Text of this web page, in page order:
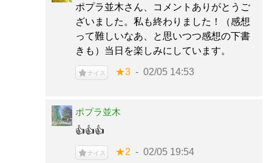
ポプラ並木さん、コメントありがとうご
ざいました。私も終わりました！（感想
って難しいなあ、と思いつつ感想の下書
きも）当日を楽しみにしています。
ナイス ★3 02/05 14:53
ポプラ並木
👍👍👍
ナイス ★2 02/05 19:54